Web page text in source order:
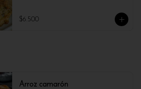
$6.500
Arroz camarón